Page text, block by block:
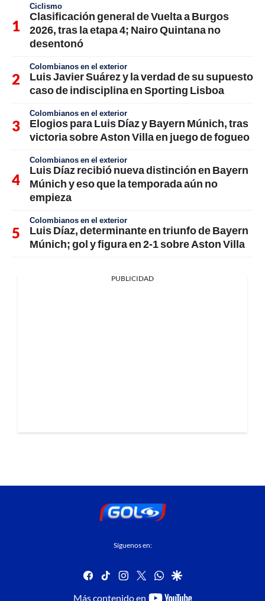
Ciclismo
Clasificación general de Vuelta a Burgos
2026, tras la etapa 4; Nairo Quintana no
desentonó
Colombianos en el exterior
Luis Javier Suárez y la verdad de su supuesto
caso de indisciplina en Sporting Lisboa
Colombianos en el exterior
Elogios para Luis Díaz y Bayern Múnich, tras
victoria sobre Aston Villa en juego de fogueo
Colombianos en el exterior
Luis Díaz recibió nueva distinción en Bayern
Múnich y eso que la temporada aún no
empieza
Colombianos en el exterior
Luis Díaz, determinante en triunfo de Bayern
Múnich; gol y figura en 2-1 sobre Aston Villa
PUBLICIDAD
Síguenos en:
facebook
tiktok instagram
twitterwhatsapp
google
Más contenido en youtube-